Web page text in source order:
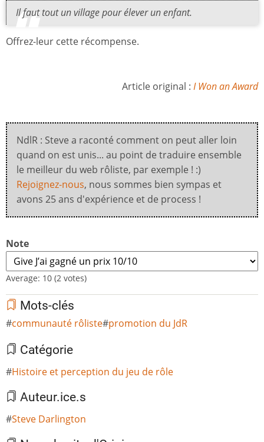
Il faut tout un village pour élever un enfant.
Offrez-leur cette récompense.
Article original : I Won an Award
NdlR : Steve a raconté comment on peut aller loin
quand on est unis... au point de traduire ensemble
le meilleur du web rôliste, par exemple ! :)
Rejoignez-nous, nous sommes bien sympas et
avons 25 ans d'expérience et de process !
Note
Average: 10 (2 votes)
Mots-clés
communauté rôliste promotion du JdR
Catégorie
Histoire et perception du jeu de rôle
Auteur.ice.s
Steve Darlington